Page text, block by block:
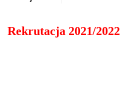
Rekrutacja 2021/2022